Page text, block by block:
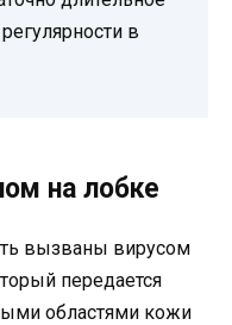
в
на лобке
вызваны вирусом
передается
областями кожи